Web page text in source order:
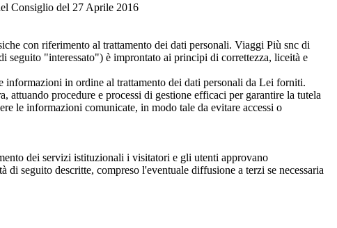
Consiglio del 27 Aprile 2016
con riferimento al trattamento dei dati personali. Viaggi Più snc di
seguito "interessato") è improntato ai principi di correttezza, liceità e
in ordine al trattamento dei dati personali da Lei forniti.
procedure e processi di gestione efficaci per garantire la tutela
le informazioni comunicate, in modo tale da evitare accessi o
dei servizi istituzionali i visitatori e gli utenti approvano
seguito descritte, compreso l'eventuale diffusione a terzi se necessaria